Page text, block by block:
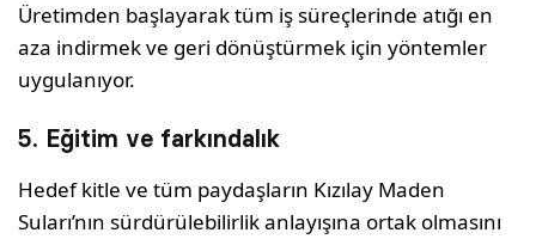
Üretimden başlayarak tüm iş süreçlerinde atığı en
aza indirmek ve geri dönüştürmek için yöntemler
uygulanıyor.
5. Eğitim ve farkındalık
Hedef kitle ve tüm paydaşların Kızılay Maden
Suları’nın sürdürülebilirlik anlayışına ortak olmasını